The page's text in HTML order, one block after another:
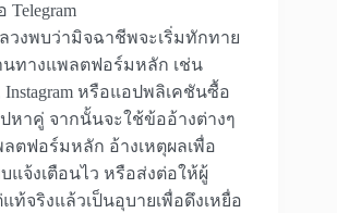
Telegram
วงพบว่ามิจฉาชีพจะเริ่มทักทาย
ทางแพลตฟอร์มหลัก เช่น
Instagram หรือแอปพลิเคชันซื้อ
หาคู่ จากนั้นจะใช้ข้ออ้างต่างๆ
ตฟอร์มหลัก อ้างเหตุผลเพื่อ
แจ้งเตือนไว หรือส่งต่อให้ผู้
ท้จริงแล้วเป็นอุบายเพื่อดึงเหยื่อ